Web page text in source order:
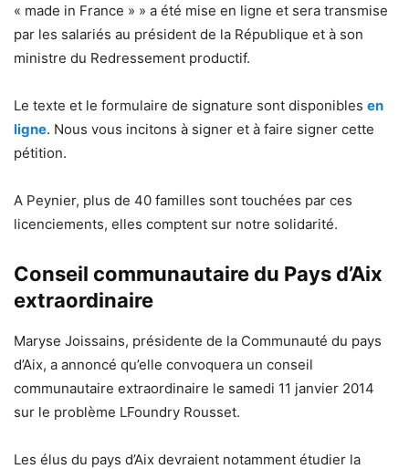
« made in France » » a été mise en ligne et sera transmise
par les salariés au président de la République et à son
ministre du Redressement productif.
Le texte et le formulaire de signature sont disponibles en
ligne. Nous vous incitons à signer et à faire signer cette
pétition.
A Peynier, plus de 40 familles sont touchées par ces
licenciements, elles comptent sur notre solidarité.
Conseil communautaire du Pays d’Aix
extraordinaire
Maryse Joissains, présidente de la Communauté du pays
d’Aix, a annoncé qu’elle convoquera un conseil
communautaire extraordinaire le samedi 11 janvier 2014
sur le problème LFoundry Rousset.
Les élus du pays d’Aix devraient notamment étudier la